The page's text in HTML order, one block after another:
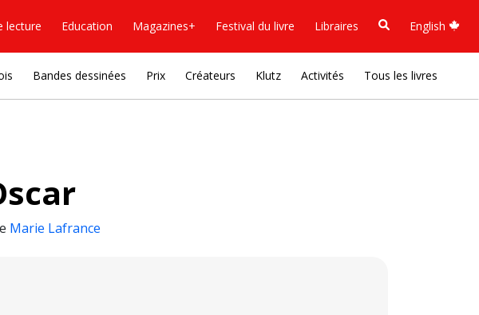
lecture Education Magazines+ Festival du livre Libraires English
Bandes dessinées Prix Créateurs Klutz Activités Tous les livres
Marie Lafrance